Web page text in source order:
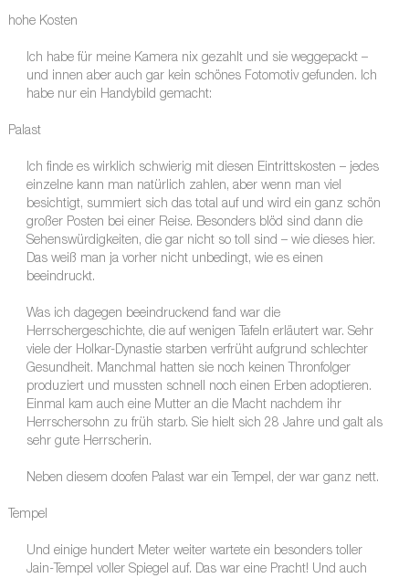
hohe Kosten
Ich habe für meine Kamera nix gezahlt und sie weggepackt –
und innen aber auch gar kein schönes Fotomotiv gefunden. Ich
habe nur ein Handybild gemacht:
Palast
Ich finde es wirklich schwierig mit diesen Eintrittskosten – jedes
einzelne kann man natürlich zahlen, aber wenn man viel
besichtigt, summiert sich das total auf und wird ein ganz schön
großer Posten bei einer Reise. Besonders blöd sind dann die
Sehenswürdigkeiten, die gar nicht so toll sind – wie dieses hier.
Das weiß man ja vorher nicht unbedingt, wie es einen
beeindruckt.
Was ich dagegen beeindruckend fand war die
Herrschergeschichte, die auf wenigen Tafeln erläutert war. Sehr
viele der Holkar-Dynastie starben verfrüht aufgrund schlechter
Gesundheit. Manchmal hatten sie noch keinen Thronfolger
produziert und mussten schnell noch einen Erben adoptieren.
Einmal kam auch eine Mutter an die Macht nachdem ihr
Herrschersohn zu früh starb. Sie hielt sich 28 Jahre und galt als
sehr gute Herrscherin.
Neben diesem doofen Palast war ein Tempel, der war ganz nett.
Tempel
Und einige hundert Meter weiter wartete ein besonders toller
Jain-Tempel voller Spiegel auf. Das war eine Pracht! Und auch